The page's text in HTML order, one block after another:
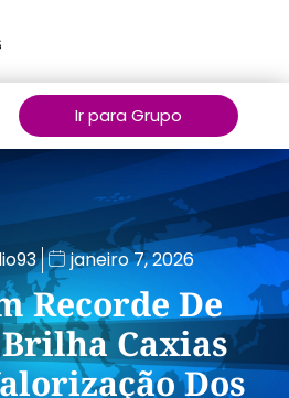
Ir para Grupo
janeiro 7, 2026
Recorde De
Caxias
Dos